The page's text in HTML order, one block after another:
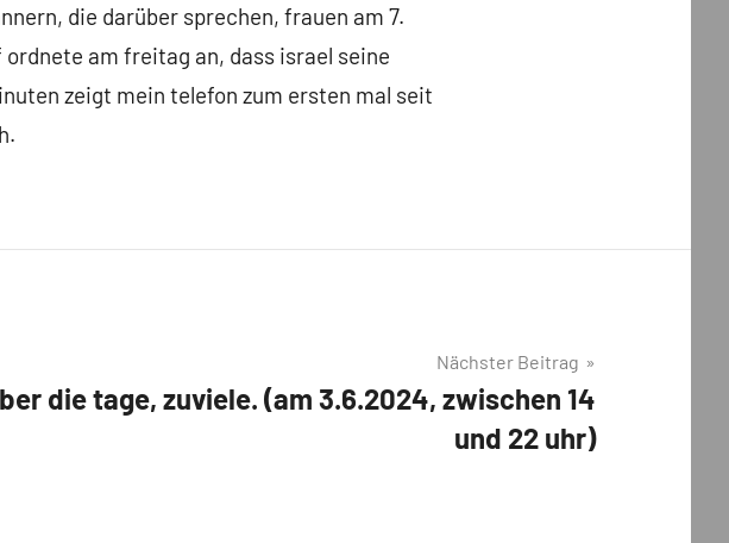
die darüber sprechen, frauen am 7.
am freitag an, dass israel seine
zeigt mein telefon zum ersten mal seit
Nächster Beitrag
die tage, zuviele. (am 3.6.2024, zwischen 14
und 22 uhr)